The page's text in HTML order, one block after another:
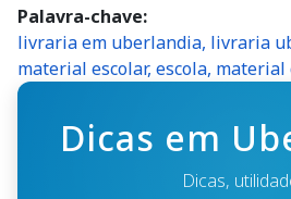
Palavra-chave
livraria em uberlandia, livraria
material escolar, escola,
Dicas em
Dicas,